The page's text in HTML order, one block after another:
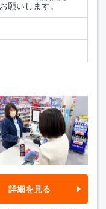
願いします。
詳細を見る